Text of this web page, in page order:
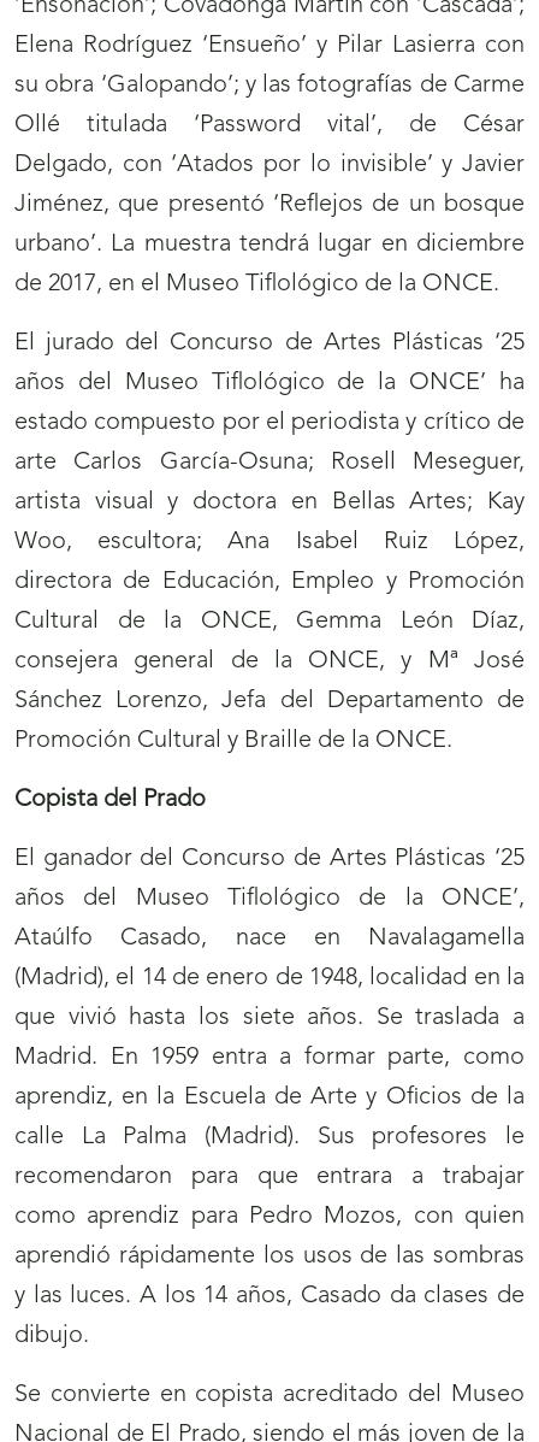
‘Ensoñación’; Covadonga Martín con ‘Cascada’;
Elena Rodríguez ‘Ensueño’ y Pilar Lasierra con
su obra ‘Galopando’; y las fotografías de Carme
Ollé titulada ‘Password vital’, de César
Delgado, con ‘Atados por lo invisible’ y Javier
Jiménez, que presentó ‘Reflejos de un bosque
urbano’. La muestra tendrá lugar en diciembre
de 2017, en el Museo Tiflológico de la ONCE.
El jurado del Concurso de Artes Plásticas ‘25
años del Museo Tiflológico de la ONCE’ ha
estado compuesto por el periodista y crítico de
arte Carlos García-Osuna; Rosell Meseguer,
artista visual y doctora en Bellas Artes; Kay
Woo, escultora; Ana Isabel Ruiz López,
directora de Educación, Empleo y Promoción
Cultural de la ONCE, Gemma León Díaz,
consejera general de la ONCE, y Mª José
Sánchez Lorenzo, Jefa del Departamento de
Promoción Cultural y Braille de la ONCE.
Copista del Prado
El ganador del Concurso de Artes Plásticas ‘25
años del Museo Tiflológico de la ONCE’,
Ataúlfo Casado, nace en Navalagamella
(Madrid), el 14 de enero de 1948, localidad en la
que vivió hasta los siete años. Se traslada a
Madrid. En 1959 entra a formar parte, como
aprendiz, en la Escuela de Arte y Oficios de la
calle La Palma (Madrid). Sus profesores le
recomendaron para que entrara a trabajar
como aprendiz para Pedro Mozos, con quien
aprendió rápidamente los usos de las sombras
y las luces. A los 14 años, Casado da clases de
dibujo.
Se convierte en copista acreditado del Museo
Nacional de El Prado, siendo el más joven de la